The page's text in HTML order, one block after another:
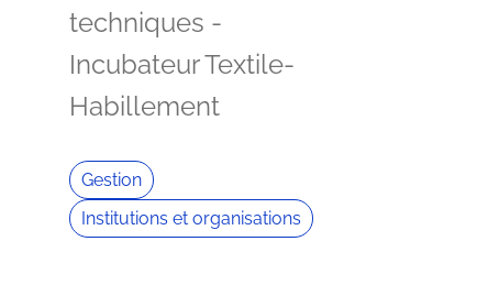
techniques -
Incubateur Textile-
Habillement
Gestion
Institutions et organisations